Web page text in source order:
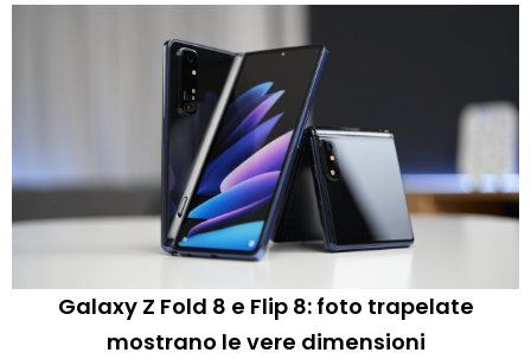
Galaxy Z Fold 8 e Flip 8: foto trapelate
mostrano le vere dimensioni